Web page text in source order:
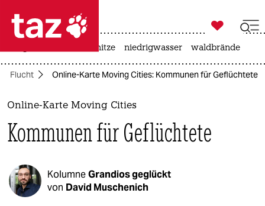
 taz zahl ich
taz zahl ich
themen
politik
öko
gesellschaft

taz zahl ich
hitze niedrigwasser waldbrände
Flucht Online-Karte Moving Cities: Kommunen für Geflüchtete
Online-Karte Moving Cities
Kommunen für Geflüchtete
KolumneGrandios geglückt
von David Muschenich